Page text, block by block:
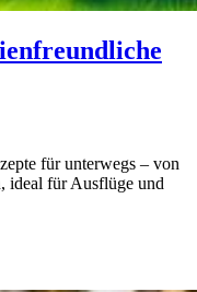
für unterwegs – von
ideal für Ausflüge und